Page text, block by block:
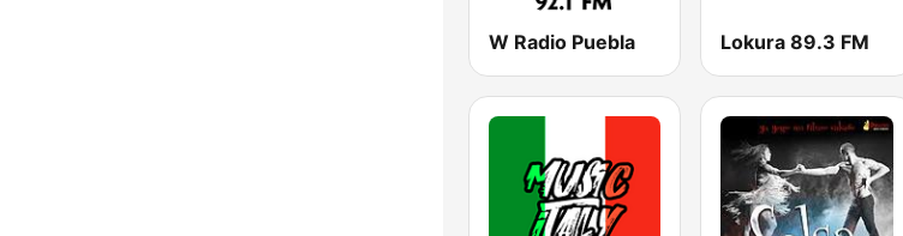
W Radio Puebla Lokura 89.3 FM